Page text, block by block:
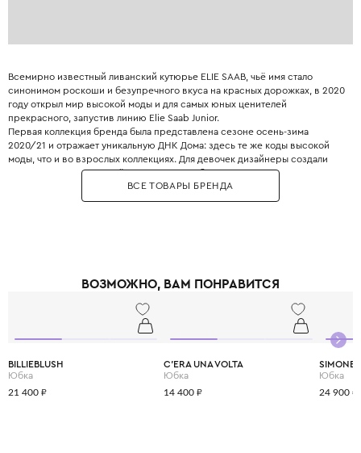
Всемирно известный ливанский кутюрье ELIE SAAB, чьё имя стало
синонимом роскоши и безупречного вкуса на красных дорожках, в 2020
году открыл мир высокой моды и для самых юных ценителей
прекрасного, запустив линию Elie Saab Junior.
Первая коллекция бренда была представлена сезоне осень-зима
2020/21 и отражает уникальную ДНК Дома: здесь те же коды высокой
моды, что и во взрослых коллекциях. Для девочек дизайнеры создали
изысканные платья из шёлка и кружева с бантами, воздушными
рукавами-фонариками и изящными оборками. Для мальчиков в
коллекцию вошли роскошные костюмы, рубашки со строгими
торжества, даря ему уверенность и радость.
ВСЕ ТОВАРЫ БРЕНДА
ВОЗМОЖНО, ВАМ ПОНРАВИТСЯ
BILLIEBLUSH
Юбка
21 400 ₽
C'ERA UNA VOLTA
Юбка
14 400 ₽
Юбка
24 900 ₽